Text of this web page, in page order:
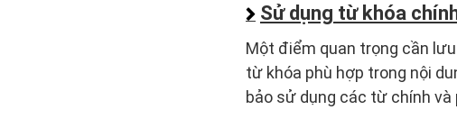
Sử dụng từ khóa
Một điểm quan trọng cần
từ khóa phù hợp trong nội
bảo sử dụng các từ chính